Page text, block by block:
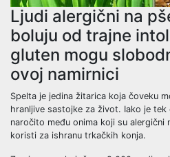
Ljudi alergični na
boluju od trajne
gluten mogu
ovoj namirnici
Spelta je jedina žitarica koja čoveku
hranljive sastojke za život. Iako je
naročito među onima koji su alergični
koristi za ishranu trkačkih konja.